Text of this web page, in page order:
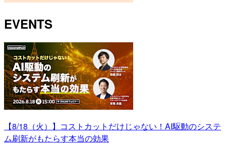
EVENTS
【8/18（火）】コストカットだけじゃない！AI駆動のシステ
ム刷新がもたらす本当の効果